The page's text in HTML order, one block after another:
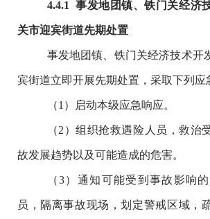
4.4.1 事发地团镇、铁门关经济
关市迎宾街道先期处置
事发地团镇、铁门关经济技术开
宾街道立即开展先期处置，采取下列应
（1 ） 启动本级应急响应。
（2 ）组织抢救遇险人员，救治
故发展趋势以及可能造成的危害。
（3）通知可能受到事故影响
员，隔离事故现场，划定警戒区域，